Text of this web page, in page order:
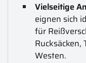
Vielseitige
eignen sich
für
Rucksäcken,
Westen.